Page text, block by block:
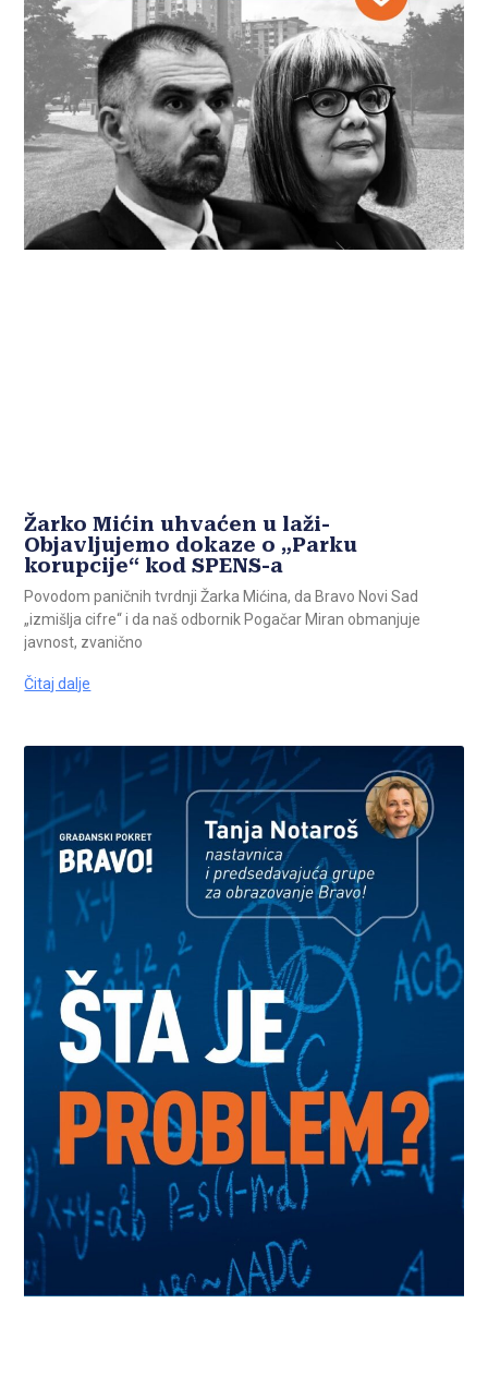
Žarko Mićin uhvaćen u laži-
Objavljujemo dokaze o „Parku
korupcije“ kod SPENS-a
Povodom paničnih tvrdnji Žarka Mićina, da Bravo Novi Sad
„izmišlja cifre“ i da naš odbornik Pogačar Miran obmanjuje
javnost, zvanično
Čitaj dalje